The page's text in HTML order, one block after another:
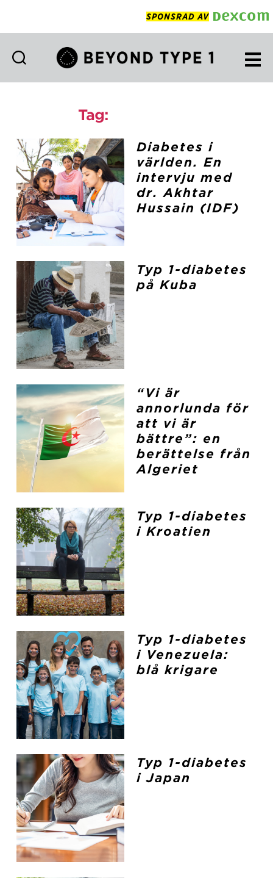
SPONSRAD AV
Tag:
Diabetes i
världen. En
intervju med
dr. Akhtar
Hussain (IDF)
Typ 1-diabetes
på Kuba
“Vi är
annorlunda för
att vi är
bättre”: en
berättelse från
Algeriet
Typ 1-diabetes
i Kroatien
Typ 1-diabetes
i Venezuela:
blå krigare
Typ 1-diabetes
i Japan